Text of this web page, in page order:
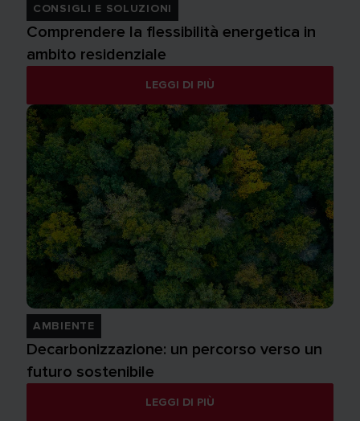
CONSIGLI E SOLUZIONI
Comprendere la flessibilità energetica in
ambito residenziale
LEGGI DI PIÙ
AMBIENTE
Decarbonizzazione: un percorso verso un
futuro sostenibile
LEGGI DI PIÙ